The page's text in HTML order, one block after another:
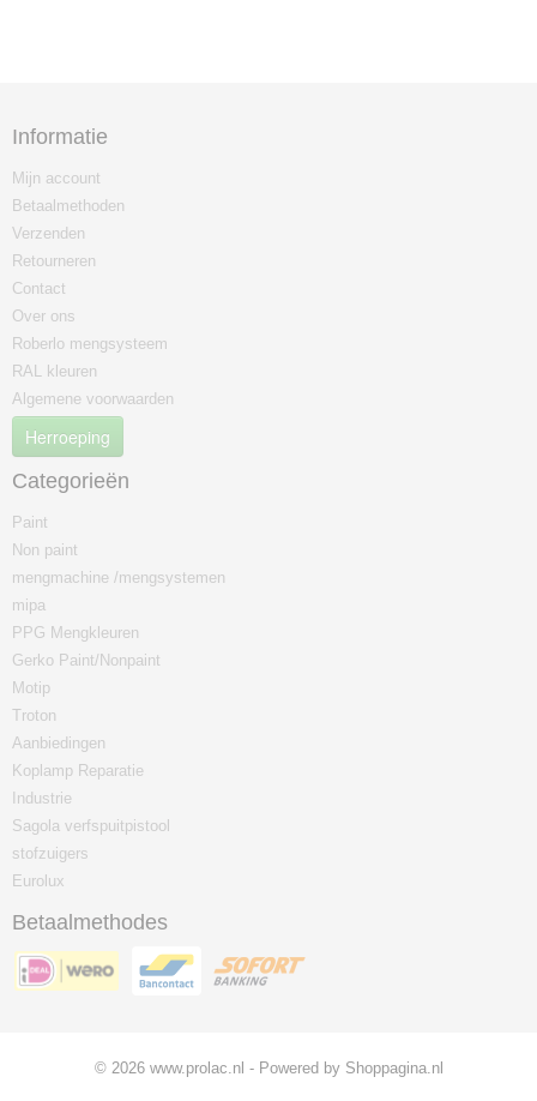
Informatie
Mijn account
Betaalmethoden
Verzenden
Retourneren
Contact
Over ons
Roberlo mengsysteem
RAL kleuren
Algemene voorwaarden
Herroeping
Categorieën
Paint
Non paint
mengmachine /mengsystemen
mipa
PPG Mengkleuren
Gerko Paint/Nonpaint
Motip
Troton
Aanbiedingen
Koplamp Reparatie
Industrie
Sagola verfspuitpistool
stofzuigers
Eurolux
Betaalmethodes
© 2026 www.prolac.nl - Powered by Shoppagina.nl